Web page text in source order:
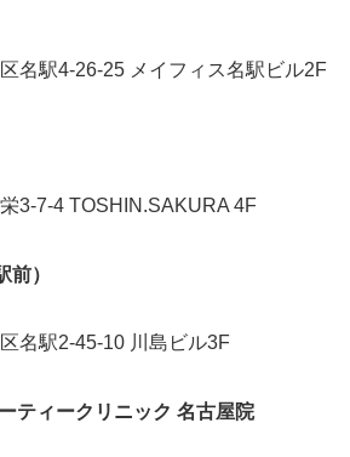
名駅4-26-25 メイフィス名駅ビル2F
3-7-4 TOSHIN.SAKURA 4F
）
名駅2-45-10 川島ビル3F
ティークリニック 名古屋院